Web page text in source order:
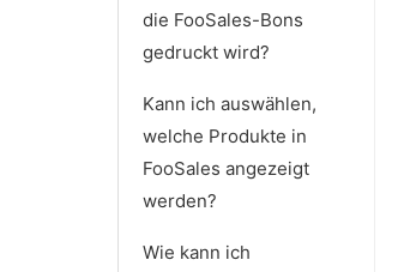
die FooSales-Bons
gedruckt wird?
Kann ich auswählen,
welche Produkte in
FooSales angezeigt
werden?
Wie kann ich